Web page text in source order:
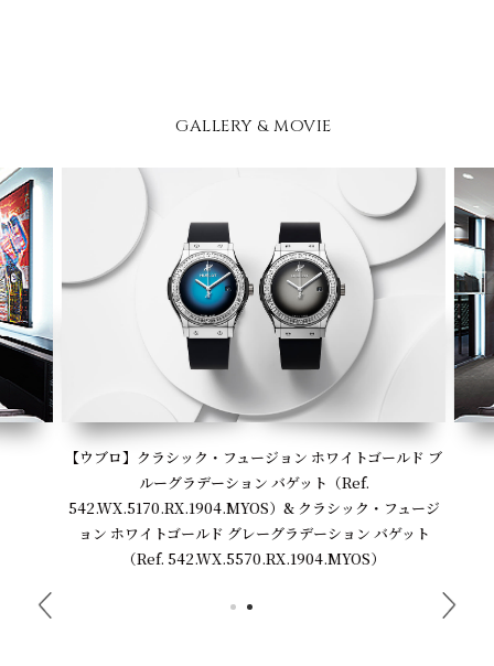
GALLERY & MOVIE
【ウブロ】クラシック・フュージョン ホワイトゴールド ブ
ルーグラデーション バゲット（Ref.
542.WX.5170.RX.1904.MYOS）& クラシック・フュージ
ョン ホワイトゴールド グレーグラデーション バゲット
（Ref. 542.WX.5570.RX.1904.MYOS）